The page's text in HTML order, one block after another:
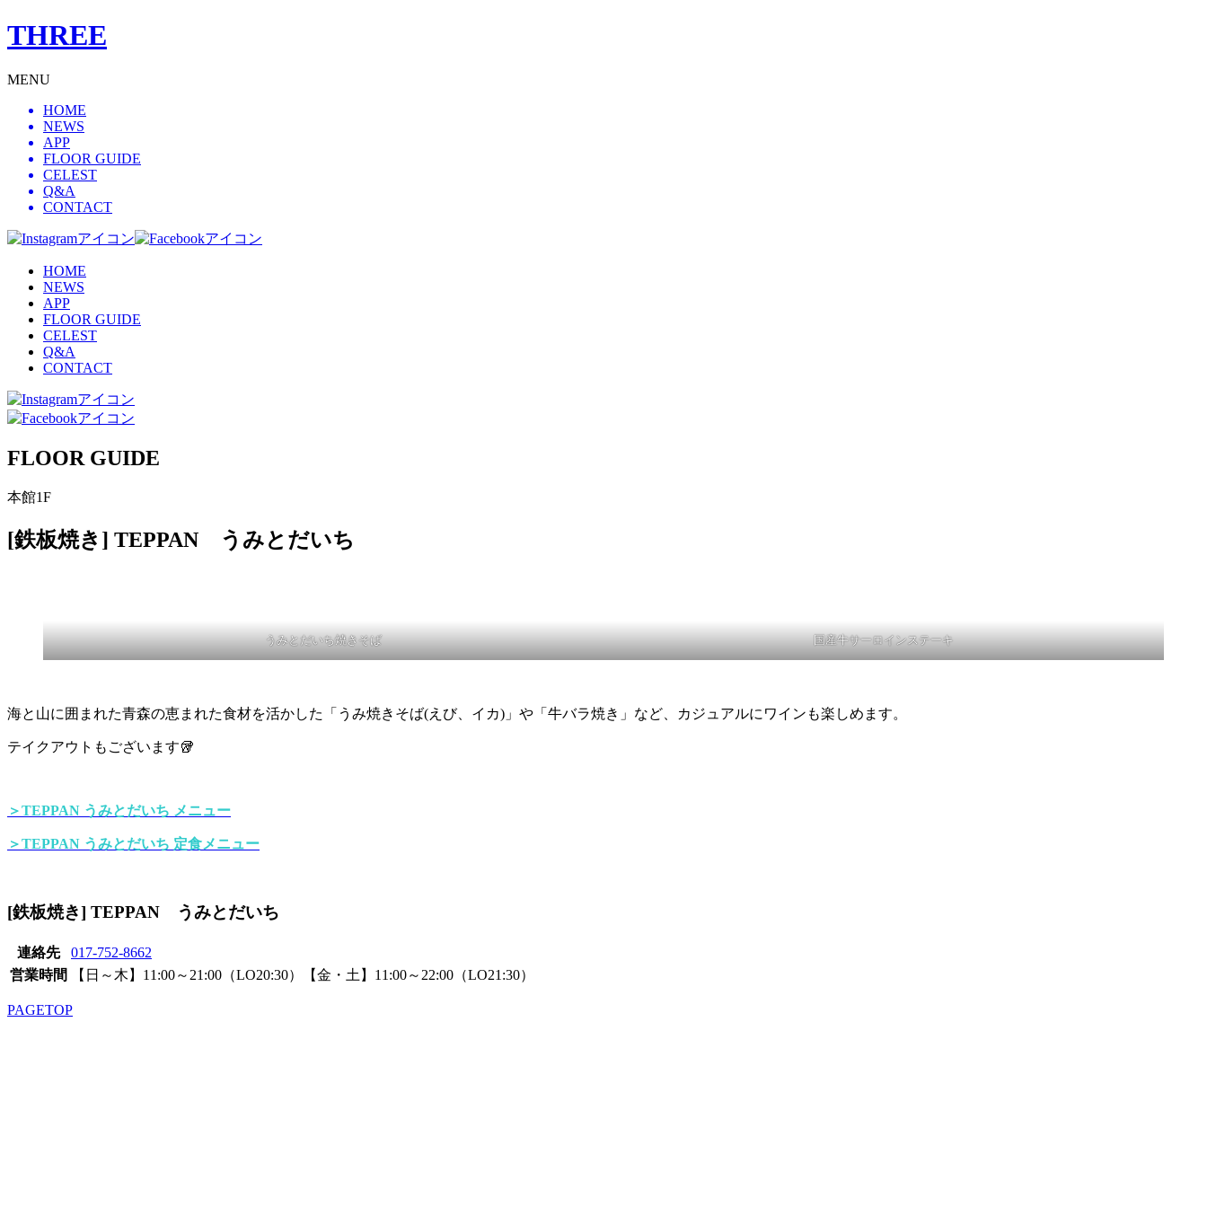
THREE
MENU
HOME
NEWS
APP
FLOOR GUIDE
CELEST
Q&A
CONTACT
HOME
NEWS
APP
FLOOR GUIDE
CELEST
Q&A
CONTACT
FLOOR GUIDE
本館1F
[鉄板焼き] TEPPAN うみとだいち
うみとだいち焼きそば 国産牛サーロインステーキ
海と山に囲まれた青森の恵まれた食材を活かした「うみ焼きそば(えび、イカ)」や「牛バラ焼き」など、カジュアルにワインも楽しめます。
テイクアウトもございます🥡
＞TEPPAN うみとだいち メニュー
＞TEPPAN うみとだいち 定食メニュー
[鉄板焼き] TEPPAN うみとだいち
連絡先
017-752-8662
営業時間
【日～木】11:00～21:00（LO20:30）【金・土】11:00～22:00（LO21:30）
PAGETOP